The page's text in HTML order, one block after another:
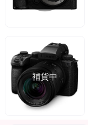
補貨中